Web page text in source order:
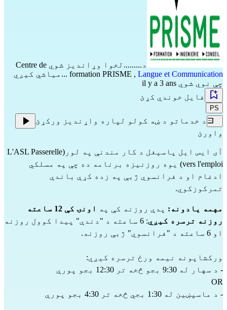
د.........لخوا وړاندیز شوي Centre de
formation PRISME , Langue et Communication
...میاشي کیږي
چې نوي شوي il y a 3 ans
فایل خوندي کړئ
PS
د خدماتو د ښه کولو لپاره واړندیز ورکړئ
واورئ
آی ایس ایل پاسیغل د کار مندنې په لور(L'ASL Passerelle
vers l'emploi) یوه روزنیزه برنامه ده چې په مسلکي
ادغام او د فرانسوي ژبې په زده کړې باندې
تمرکوزکوي.
مهمه یادونه: پدې روزنه کې په
اونۍ کې 12 ساعته
روزنه ترسره کیږي
: 6 ساعته د "دندې" پیدا کوول روزنه
او 6 ساعته د "فرانسوي" ژبې روزنه.
ورکشاپونه نیمه ورځ ترسره کیږي:
- د سهار له 9:30 بجو څخه تر 12:30 بجو پورې
OR
- د ماسپښین له 1:30 بجي څخه تر 4:30 بجو پورې